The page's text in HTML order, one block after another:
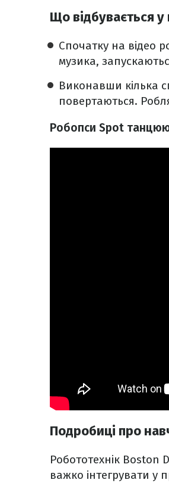
Що відбувається у
Спочатку на відео
музика,
Виконавши кілька
повертаються.
Робопси Spot
Подробиці про
Робототехнік Boston
важко інтегрувати у